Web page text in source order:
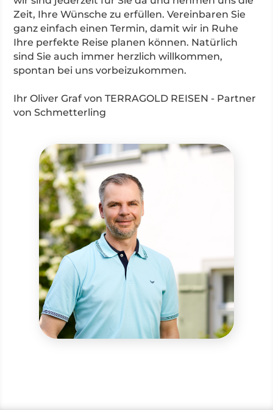
Zeit, Ihre Wünsche zu erfüllen. Vereinbaren Sie
ganz einfach einen Termin, damit wir in Ruhe
Ihre perfekte Reise planen können. Natürlich
sind Sie auch immer herzlich willkommen,
spontan bei uns vorbeizukommen.
Ihr Oliver Graf von TERRAGOLD REISEN - Partner
von Schmetterling